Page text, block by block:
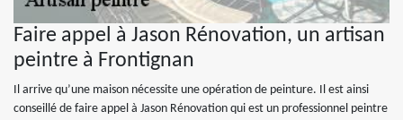
Faire appel à Jason Rénovation, un artisan
peintre à Frontignan
Il arrive qu’une maison nécessite une opération de peinture. Il est ainsi
conseillé de faire appel à Jason Rénovation qui est un professionnel peintre